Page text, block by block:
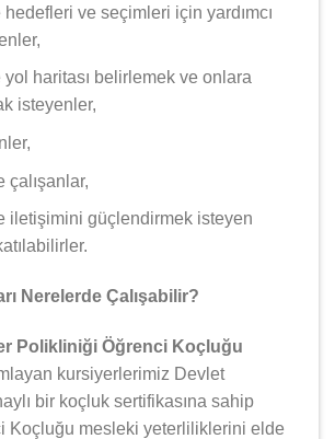
ve seçimleri için yardımcı
haritası belirlemek ve onlara
isteyenler,
çalışanlar,
iletişimini güçlendirmek isteyen
Nerelerde Çalışabilir?
Polikliniği Öğrenci Koçluğu
kursiyerlerimiz Devlet
bir koçluk sertifikasına sahip
Koçluğu mesleki yeterliliklerini elde